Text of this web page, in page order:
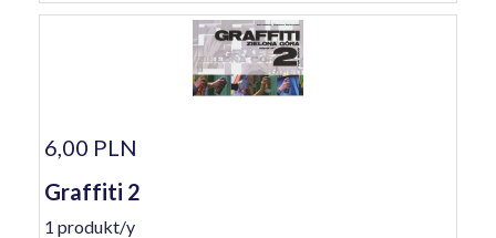
6,00 PLN
Graffiti 2
1 produkt/y